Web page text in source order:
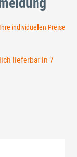
individuellen Preise
lieferbar in 7